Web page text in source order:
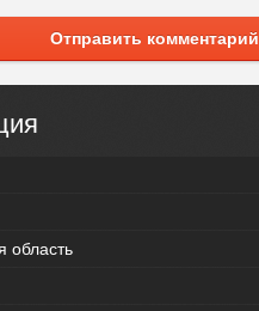
Отправить комментарий
область